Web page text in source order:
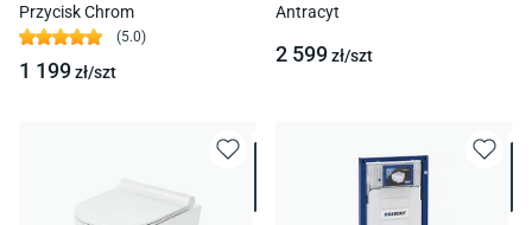
Przycisk Chrom
(5.0)
1 199zł/szt
Antracyt
2 599zł/szt